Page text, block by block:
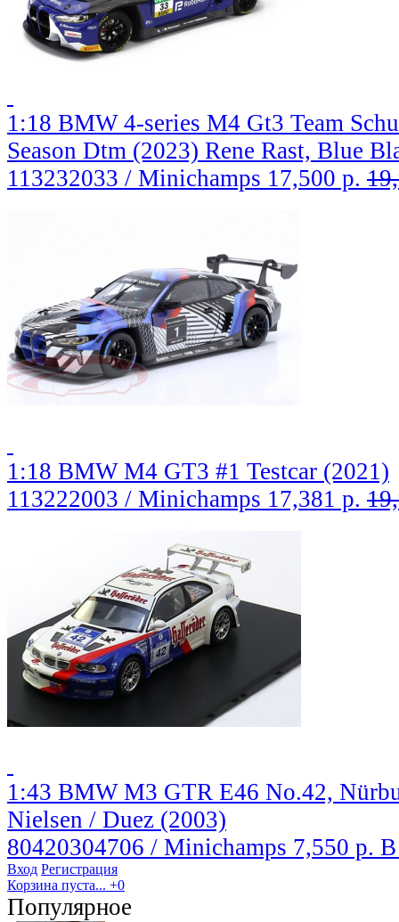
1:18 BMW 4-series M4 Gt3 Team
Season Dtm (2023) Rene Rast, Blue
113232033 / Minichamps 17,500 р.
1:18 BMW M4 GT3 #1 Testcar (2021)
113222003 / Minichamps 17,381 р.
1:43 BMW M3 GTR E46 No.42,
Nielsen / Duez (2003)
80420304706 / Minichamps 7,550 р. В
Вход Регистрация
Корзина пуста... +0
Популярное